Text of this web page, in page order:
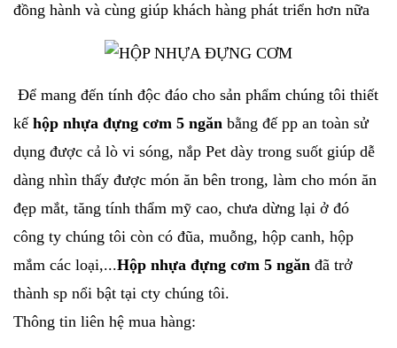
đồng hành và cùng giúp khách hàng phát triển hơn nữa
Để mang đến tính độc đáo cho sản phẩm chúng tôi thiết
kế hộp nhựa đựng cơm 5 ngăn bằng đế pp an toàn sử
dụng được cả lò vi sóng, nắp Pet dày trong suốt giúp dễ
dàng nhìn thấy được món ăn bên trong, làm cho món ăn
đẹp mắt, tăng tính thẩm mỹ cao, chưa dừng lại ở đó
công ty chúng tôi còn có đũa, muỗng, hộp canh, hộp
mắm các loại,...Hộp nhựa đựng cơm 5 ngăn đã trở
thành sp nổi bật tại cty chúng tôi.
Thông tin liên hệ mua hàng: